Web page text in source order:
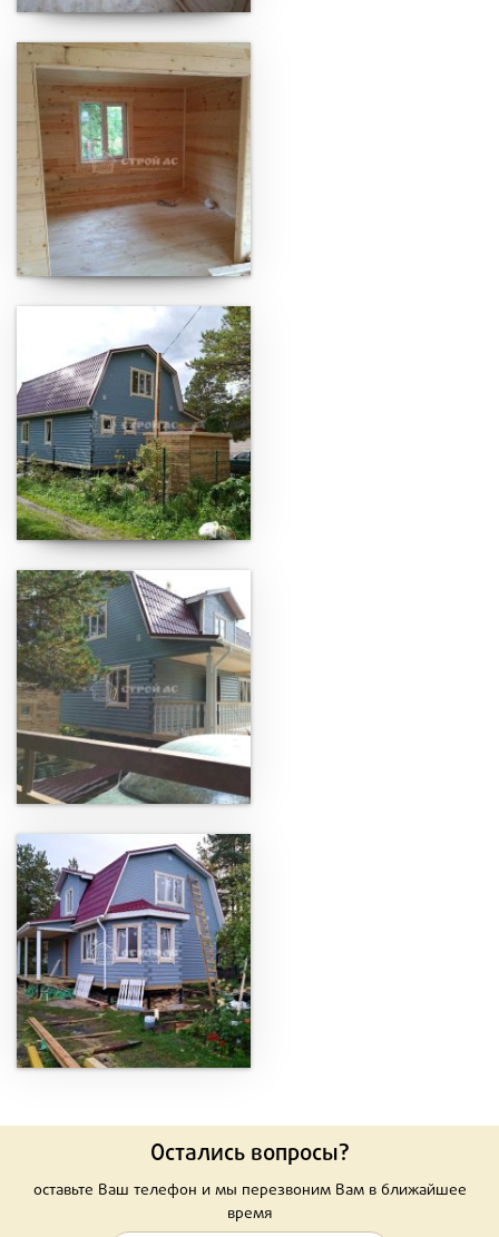
Остались вопросы?
оставьте Ваш телефон и мы перезвоним Вам в ближайшее
время